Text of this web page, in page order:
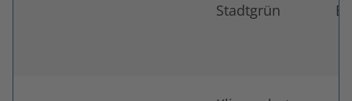
Stadtgrün